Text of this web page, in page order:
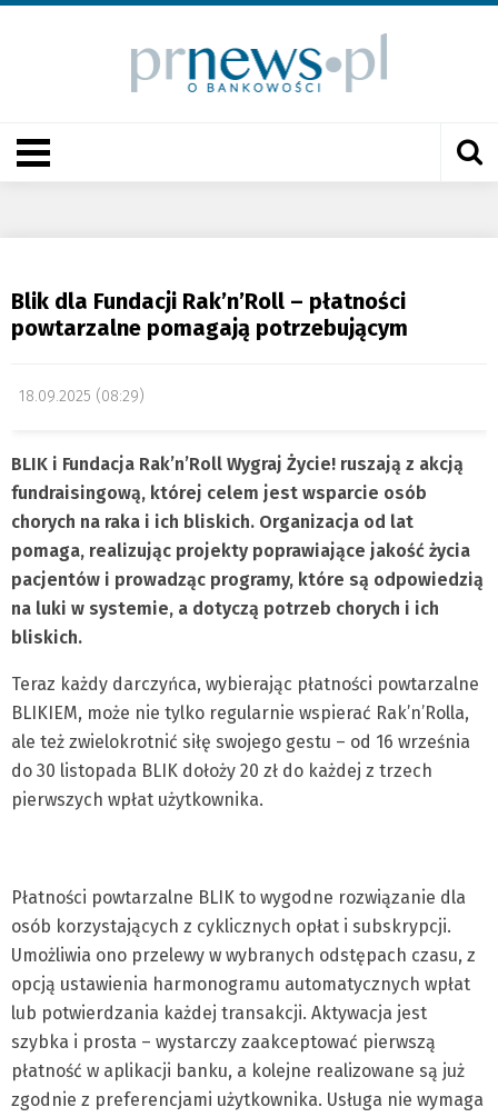
Blik dla Fundacji Rak’n’Roll – płatności
powtarzalne pomagają potrzebującym
18.09.2025 (08:29)
BLIK i Fundacja Rak’n’Roll Wygraj Życie! ruszają z akcją
fundraisingową, której celem jest wsparcie osób
chorych na raka i ich bliskich. Organizacja od lat
pomaga, realizując projekty poprawiające jakość życia
pacjentów i prowadząc programy, które są odpowiedzią
na luki w systemie, a dotyczą potrzeb chorych i ich
bliskich.
Teraz każdy darczyńca, wybierając płatności powtarzalne
BLIKIEM, może nie tylko regularnie wspierać Rak’n’Rolla,
ale też zwielokrotnić siłę swojego gestu – od 16 września
do 30 listopada BLIK dołoży 20 zł do każdej z trzech
pierwszych wpłat użytkownika.
Płatności powtarzalne BLIK to wygodne rozwiązanie dla
osób korzystających z cyklicznych opłat i subskrypcji.
Umożliwia ono przelewy w wybranych odstępach czasu, z
opcją ustawienia harmonogramu automatycznych wpłat
lub potwierdzania każdej transakcji. Aktywacja jest
szybka i prosta – wystarczy zaakceptować pierwszą
płatność w aplikacji banku, a kolejne realizowane są już
zgodnie z preferencjami użytkownika. Usługa nie wymaga